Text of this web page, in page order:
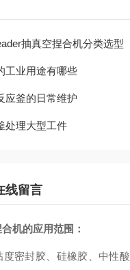
抽真空捏合机分类选型
工业用途有哪些
应釜的日常维护
处理大型工件
线留言
机的应用范围：
密封胶、硅橡胶、中性